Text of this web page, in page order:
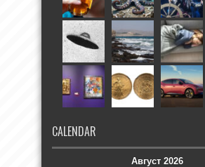
CALENDAR
Август 2026